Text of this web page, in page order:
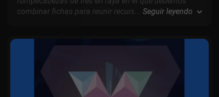
combinar fichas para reunir recursos, construir
... Seguir leyendo